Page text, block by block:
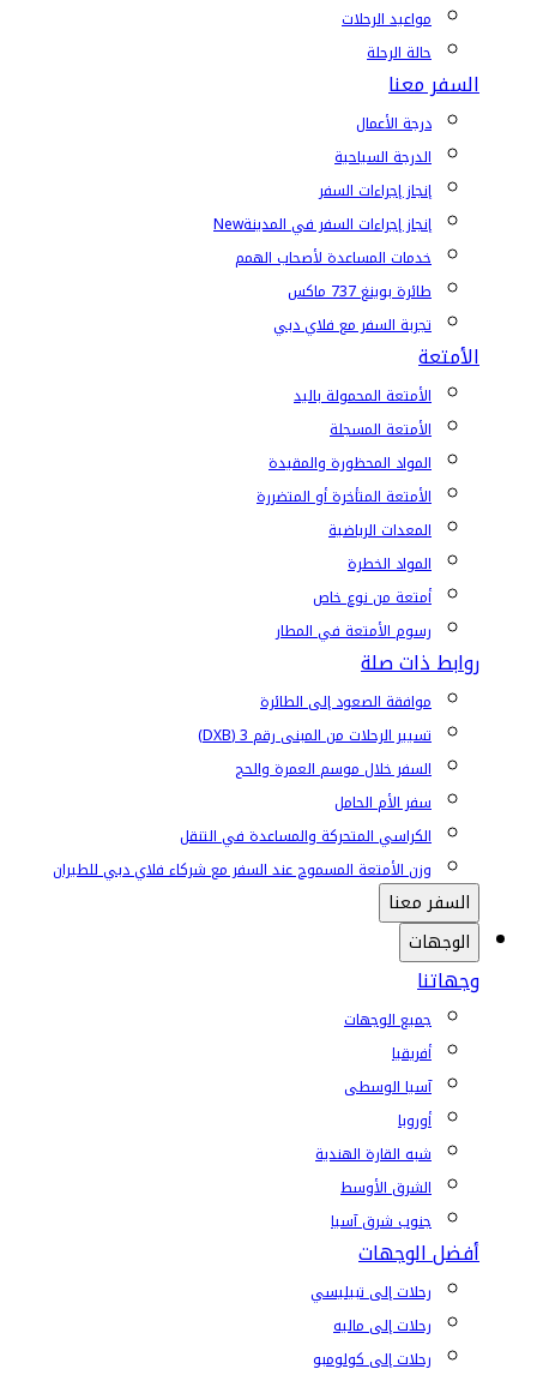
مواعيد الرحلات
حالة الرحلة
السفر معنا
درجة الأعمال
الدرجة السياحية
إنجاز إجراءات السفر
إنجاز إجراءات السفر في المدينةNew
خدمات المساعدة لأصحاب الهمم
طائرة بوينغ 737 ماكس
تجربة السفر مع فلاي دبي
الأمتعة
الأمتعة المحمولة باليد
الأمتعة المسجلة
المواد المحظورة والمقيدة
الأمتعة المتأخرة أو المتضررة
المعدات الرياضية
المواد الخطرة
أمتعة من نوع خاص
رسوم الأمتعة في المطار
روابط ذات صلة
موافقة الصعود إلى الطائرة
تسيير الرحلات من المبنى رقم 3 (DXB)
السفر خلال موسم العمرة والحج
سفر الأم الحامل
الكراسي المتحركة والمساعدة في التنقل
وزن الأمتعة المسموح عند السفر مع شركاء فلاي دبي للطيران
السفر معنا
الوجهات
وجهاتنا
جميع الوجهات
أفريقيا
آسيا الوسطى
أوروبا
شبه القارة الهندية
الشرق الأوسط
جنوب شرق آسيا
أفضل الوجهات
رحلات إلى تبيليسي
رحلات إلى ماليه
رحلات إلى كولومبو